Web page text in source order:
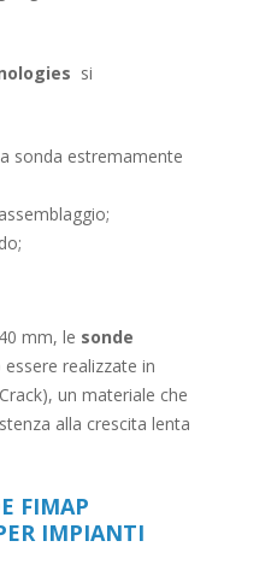
si
sonda estremamente
mm, le sonde
realizzate in
un materiale che
alla crescita lenta
FIMAP
IMPIANTI